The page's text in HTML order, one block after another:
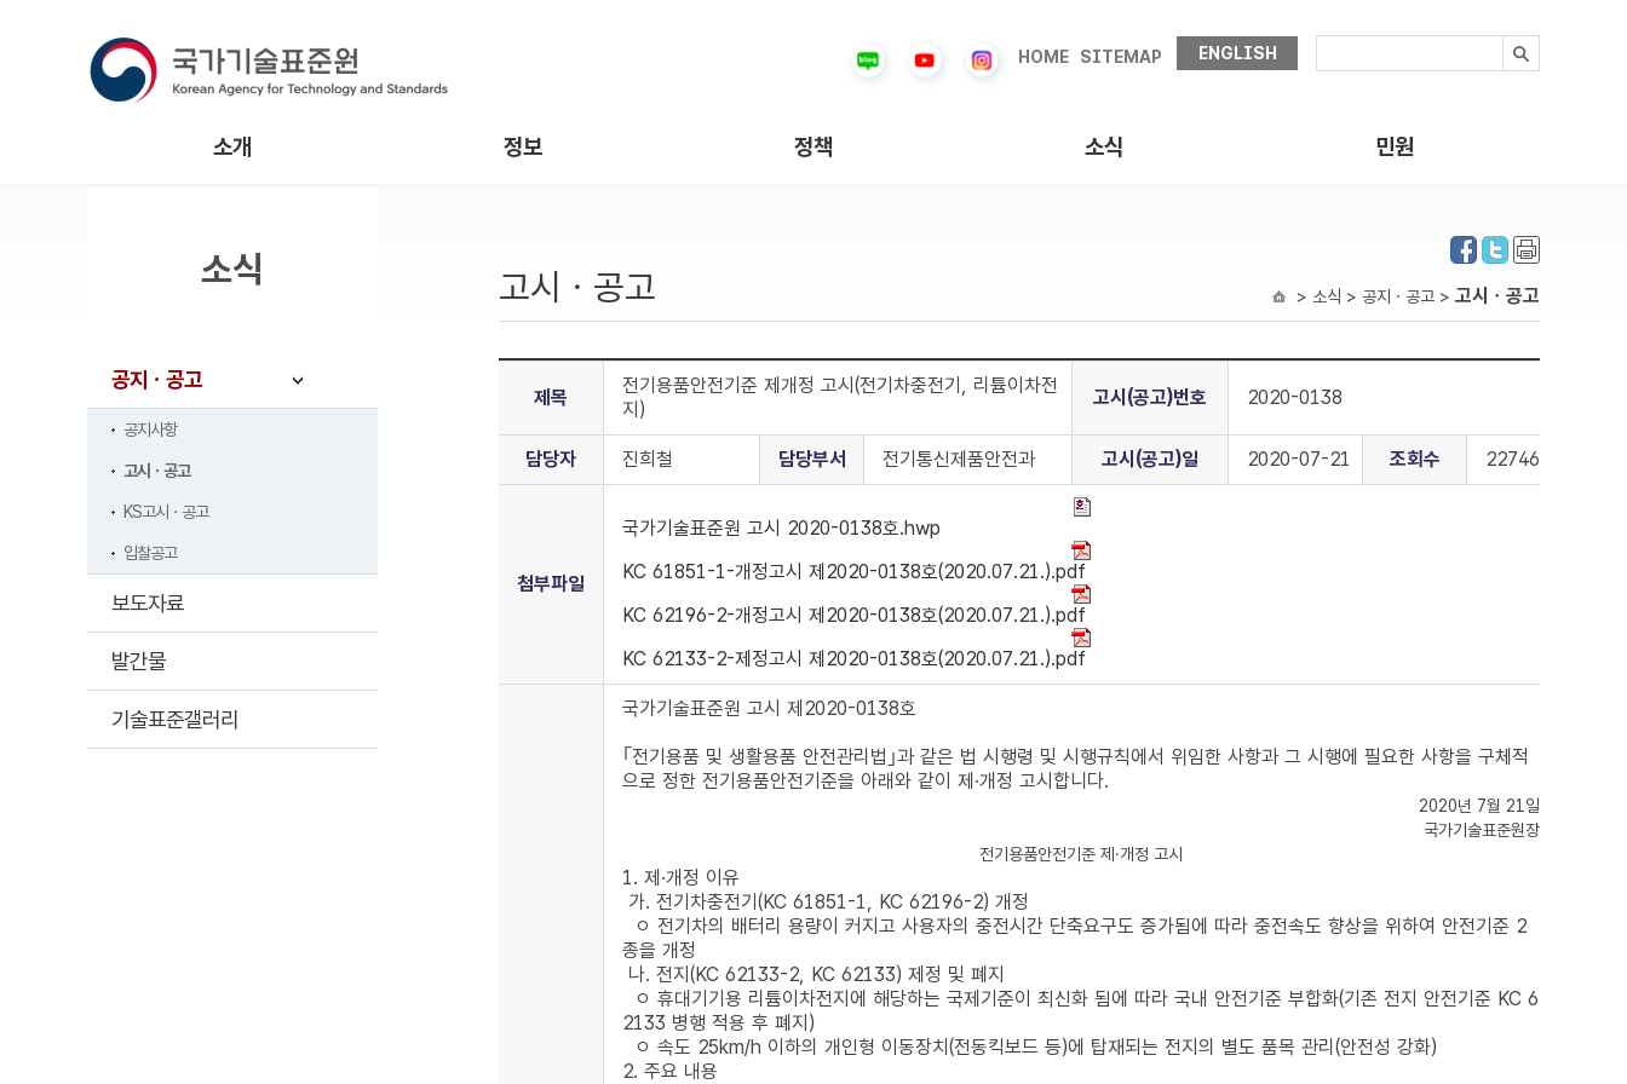
HOME SITEMAP ENGLISH
소개 정보 정책 소식 민원
고시ㆍ공고 > 소식 > 공지ㆍ공고 > 고시ㆍ공고
제목
전기용품안전기준 제개정 고시(전기차충전기, 리튬이차전
지)
고시(공고)번호 2020-0138
담당자 진희철 담당부서 전기통신제품안전과 고시(공고)일 2020-07-21 조회수 22746
첨부파일
국가기술표준원 고시 2020-0138호.hwp
KC 61851-1-개정고시 제2020-0138호(2020.07.21.).pdf
KC 62196-2-개정고시 제2020-0138호(2020.07.21.).pdf
KC 62133-2-제정고시 제2020-0138호(2020.07.21.).pdf
국가기술표준원 고시 제2020-0138호
｢전기용품 및 생활용품 안전관리법｣과 같은 법 시행령 및 시행규칙에서 위임한 사항과 그 시행에 필요한 사항을 구체적
으로 정한 전기용품안전기준을 아래와 같이 제·개정 고시합니다.
2020년 7월 21일
국가기술표준원장
전기용품안전기준 제·개정 고시
1. 제·개정 이유
가. 전기차충전기(KC 61851-1, KC 62196-2) 개정
ㅇ 전기차의 배터리 용량이 커지고 사용자의 충전시간 단축요구도 증가됨에 따라 충전속도 향상을 위하여 안전기준 2
종을 개정
나. 전지(KC 62133-2, KC 62133) 제정 및 폐지
ㅇ 휴대기기용 리튬이차전지에 해당하는 국제기준이 최신화 됨에 따라 국내 안전기준 부합화(기존 전지 안전기준 KC 6
2133 병행 적용 후 폐지)
ㅇ 속도 25km/h 이하의 개인형 이동장치(전동킥보드 등)에 탑재되는 전지의 별도 품목 관리(안전성 강화)
2. 주요 내용
소식
공지ㆍ공고
공지사항
고시ㆍ공고
KS고시ㆍ공고
입찰공고
보도자료
발간물
기술표준갤러리